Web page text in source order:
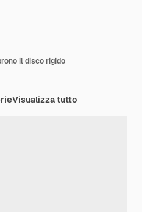
il disco rigido
Visualizza tutto